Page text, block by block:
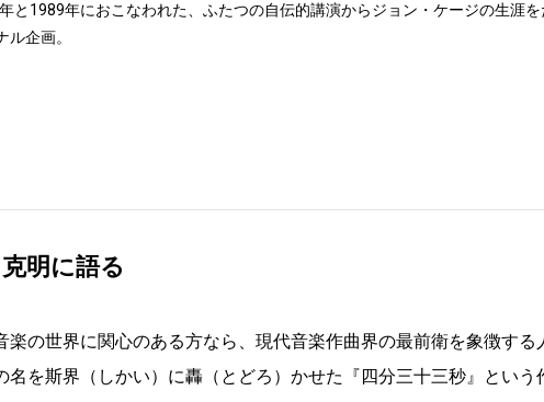
と1989年におこなわれた、ふたつの自伝的講演からジョン・ケージの生涯を
ル企画。
明に語る
楽の世界に関心のある方なら、現代音楽作曲界の最前衛を象徴する
を斯界（しかい）に轟（とどろ）かせた『四分三十三秒』という